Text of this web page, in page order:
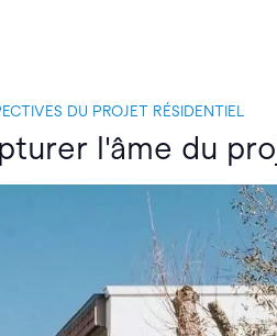
DU PROJET RÉSIDENTIEL
l'âme du